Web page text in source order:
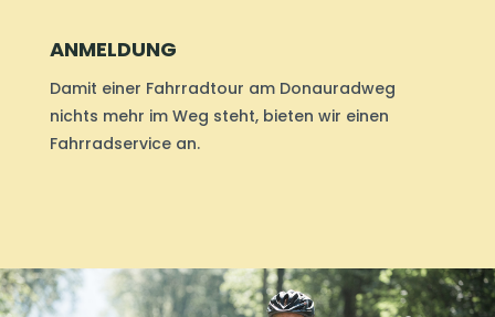
ANMELDUNG
Damit einer Fahrradtour am Donauradweg
nichts mehr im Weg steht, bieten wir einen
Fahrradservice an.